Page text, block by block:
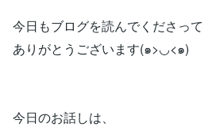
今日もブログを読んでくださって
ありがとうございます(๑>◡<๑)
今日のお話しは、